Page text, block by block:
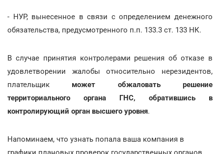
- НУР, вынесенное в связи с определением денежного
обязательства, предусмотренного п.п. 133.3 ст. 133 НК.
В случае принятия контролерами решения об отказе в
удовлетворении жалобы относительно нерезидентов,
плательщик может обжаловать решение
территориального органа ГНС, обратившись в
контролирующий орган высшего уровня.
Напоминаем, что узнать попала ваша компания в